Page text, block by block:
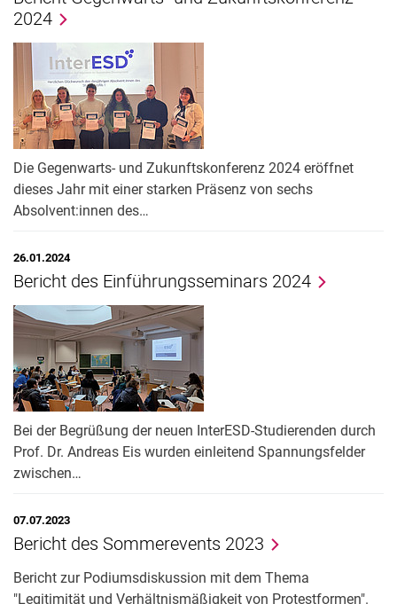
2024
Die Gegenwarts- und Zukunftskonferenz 2024 eröffnet
dieses Jahr mit einer starken Präsenz von sechs
Absolvent:innen des…
26.01.2024
Bericht des Einführungsseminars 2024
Bei der Begrüßung der neuen InterESD-Studierenden durch
Prof. Dr. Andreas Eis wurden einleitend Spannungsfelder
zwischen…
07.07.2023
Bericht des Sommerevents 2023
Bericht zur Podiumsdiskussion mit dem Thema
"Legitimität und Verhältnismäßigkeit von Protestformen".